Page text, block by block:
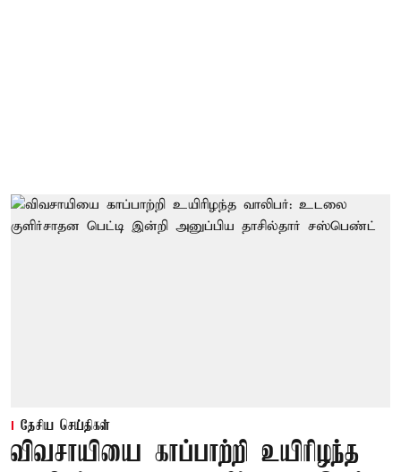
தேசிய செய்திகள்
விவசாயியை காப்பாற்றி உயிரிழந்த